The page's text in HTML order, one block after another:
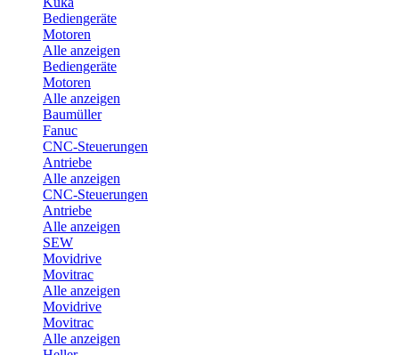
Bediengeräte
Motoren
Alle anzeigen
Bediengeräte
Motoren
Alle anzeigen
Baumüller
Fanuc
CNC-Steuerungen
Antriebe
Alle anzeigen
CNC-Steuerungen
Antriebe
Alle anzeigen
SEW
Movidrive
Movitrac
Alle anzeigen
Movidrive
Movitrac
Alle anzeigen